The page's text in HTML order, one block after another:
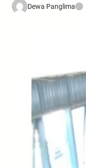
Dewa Panglima